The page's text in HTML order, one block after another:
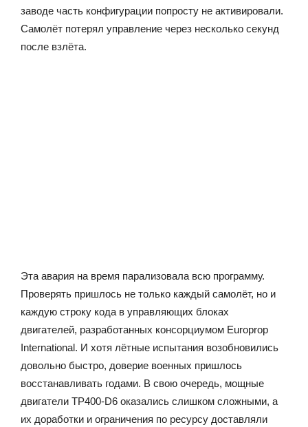
заводе часть конфигурации попросту не активировали.
Самолёт потерял управление через несколько секунд
после взлёта.
Эта авария на время парализовала всю программу.
Проверять пришлось не только каждый самолёт, но и
каждую строку кода в управляющих блоках
двигателей, разработанных консорциумом Europrop
International. И хотя лётные испытания возобновились
довольно быстро, доверие военных пришлось
восстанавливать годами. В свою очередь, мощные
двигатели TP400-D6 оказались слишком сложными, а
их доработки и ограничения по ресурсу доставляли